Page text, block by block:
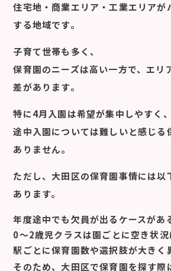
住宅地・商業エリア・工業エリアが
する地域です。
子育て世帯も多く、
保育園のニーズは高い一方で、エリ
差があります。
特に4月入園は希望が集中しやすく、
途中入園については難しいと感じる
ありません。
ただし、大田区の保育園事情には以
あります。
年度途中でも欠員が出るケースがあ
0〜2歳児クラスは園ごとに空き状
駅ごとに保育園数や選択肢が大きく
そのため、大田区で保育園を探す際